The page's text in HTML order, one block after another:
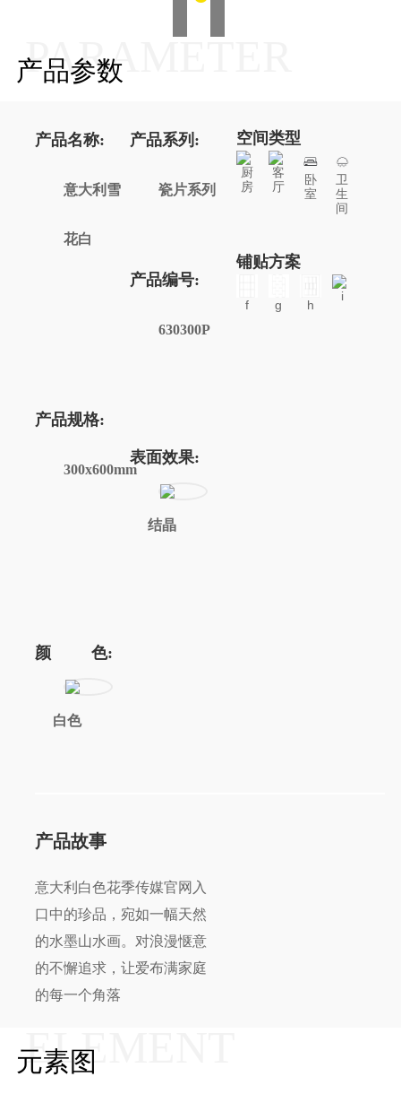
产品参数
PARAMETER
产品名称:
意大利雪
花白
产品系列:
瓷片系列
产品编号:
630300P
产品规格:
300x600mm
表面效果:
结晶
颜 色:
白色
空间类型
厨
房
客
厅
卧
室
卫
生
间
铺贴方案
f g h
i
产品故事
意大利白色花季传媒官网入
口中的珍品，宛如一幅天然
的水墨山水画。对浪漫惬意
的不懈追求，让爱布满家庭
的每一个角落
元素图
ELEMENT